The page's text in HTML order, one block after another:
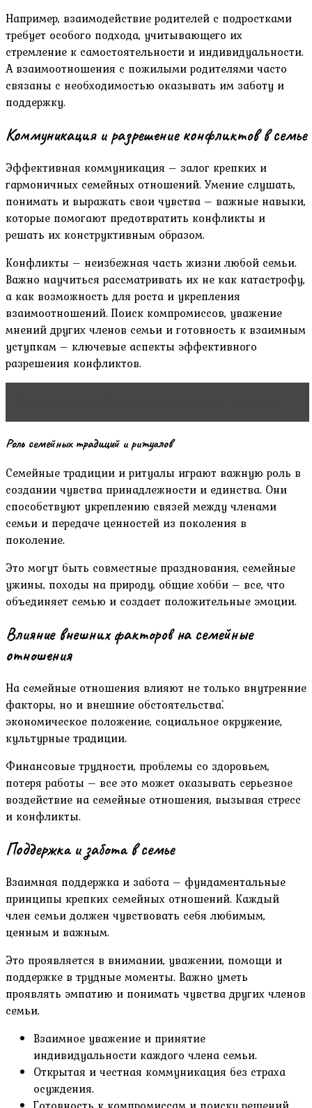
Например, взаимодействие родителей с подростками
требует особого подхода, учитывающего их
стремление к самостоятельности и индивидуальности.
А взаимоотношения с пожилыми родителями часто
связаны с необходимостью оказывать им заботу и
поддержку.
Коммуникация и разрешение конфликтов в семье
Эффективная коммуникация – залог крепких и
гармоничных семейных отношений. Умение слушать,
понимать и выражать свои чувства – важные навыки,
которые помогают предотвратить конфликты и
решать их конструктивным образом.
Конфликты – неизбежная часть жизни любой семьи.
Важно научиться рассматривать их не как катастрофу,
а как возможность для роста и укрепления
взаимоотношений. Поиск компромиссов, уважение
мнений других членов семьи и готовность к взаимным
уступкам – ключевые аспекты эффективного
разрешения конфликтов.
Роль семейных традиций и ритуалов
Семейные традиции и ритуалы играют важную роль в
создании чувства принадлежности и единства. Они
способствуют укреплению связей между членами
семьи и передаче ценностей из поколения в
поколение.
Это могут быть совместные празднования, семейные
ужины, походы на природу, общие хобби – все, что
объединяет семью и создает положительные эмоции.
Влияние внешних факторов на семейные
отношения
На семейные отношения влияют не только внутренние
факторы, но и внешние обстоятельства⁚
экономическое положение, социальное окружение,
культурные традиции.
Финансовые трудности, проблемы со здоровьем,
потеря работы – все это может оказывать серьезное
воздействие на семейные отношения, вызывая стресс
и конфликты.
Поддержка и забота в семье
Взаимная поддержка и забота – фундаментальные
принципы крепких семейных отношений. Каждый
член семьи должен чувствовать себя любимым,
ценным и важным.
Это проявляется в внимании, уважении, помощи и
поддержке в трудные моменты. Важно уметь
проявлять эмпатию и понимать чувства других членов
семьи.
Взаимное уважение и принятие
индивидуальности каждого члена семьи.
Открытая и честная коммуникация без страха
осуждения.